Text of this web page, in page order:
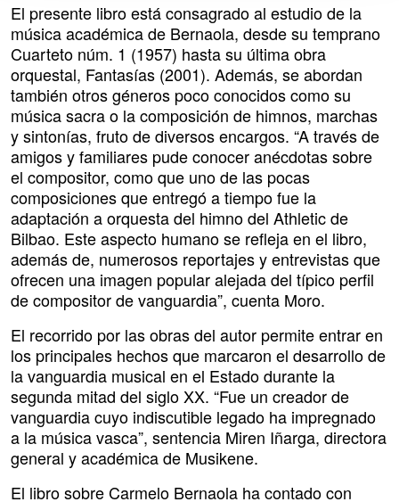
El presente libro está consagrado al estudio de la
música académica de Bernaola, desde su temprano
Cuarteto núm. 1 (1957) hasta su última obra
orquestal, Fantasías (2001). Además, se abordan
también otros géneros poco conocidos como su
música sacra o la composición de himnos, marchas
y sintonías, fruto de diversos encargos. “A través de
amigos y familiares pude conocer anécdotas sobre
el compositor, como que uno de las pocas
composiciones que entregó a tiempo fue la
adaptación a orquesta del himno del Athletic de
Bilbao. Este aspecto humano se refleja en el libro,
además de, numerosos reportajes y entrevistas que
ofrecen una imagen popular alejada del típico perfil
de compositor de vanguardia”, cuenta Moro.
El recorrido por las obras del autor permite entrar en
los principales hechos que marcaron el desarrollo de
la vanguardia musical en el Estado durante la
segunda mitad del siglo XX. “Fue un creador de
vanguardia cuyo indiscutible legado ha impregnado
a la música vasca”, sentencia Miren Iñarga, directora
general y académica de Musikene.
El libro sobre Carmelo Bernaola ha contado con